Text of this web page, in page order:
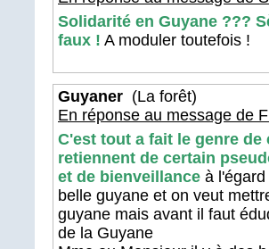
Solidarité en Guyane ???
faux ! A moduler toutefois !
Guyaner (La forêt)
En réponse au message de
C'est tout a fait le genre
retiennent de certain
et de bienveillance à
belle guyane et on veut
guyane mais avant il faut
de la Guyane